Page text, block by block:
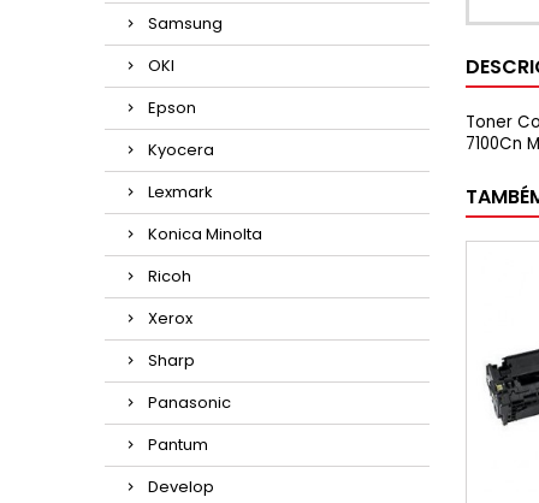
Samsung
OKI
Epson
Kyocera
Lexmark
Konica Minolta
Ricoh
Xerox
Sharp
Panasonic
Pantum
Develop
Toner
7100Cn